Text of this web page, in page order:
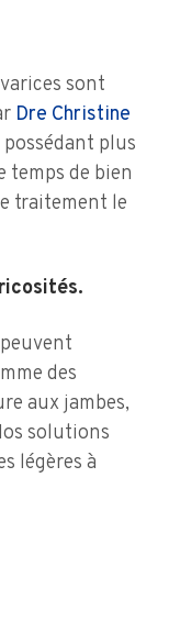
sont
Dre Christine
plus
temps de bien
traitement le
des
aux jambes,
solutions
légères à